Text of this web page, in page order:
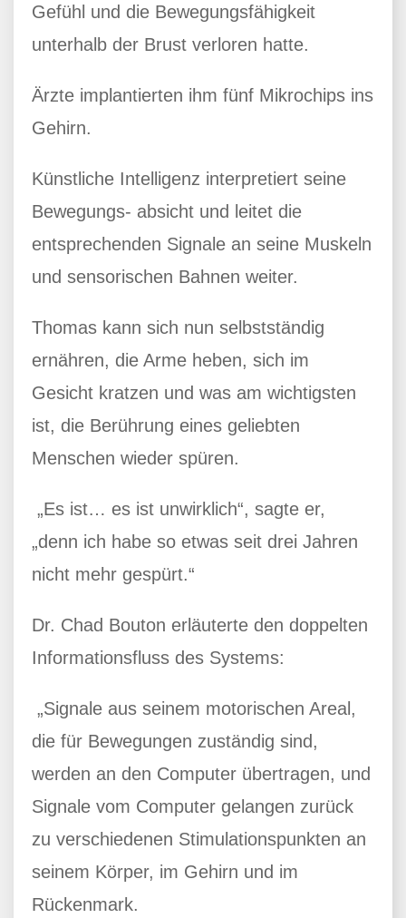
Gefühl und die Bewegungsfähigkeit
unterhalb der Brust verloren hatte.
Ärzte implantierten ihm fünf Mikrochips ins
Gehirn.
Künstliche Intelligenz interpretiert seine
Bewegungs- absicht und leitet die
entsprechenden Signale an seine Muskeln
und sensorischen Bahnen weiter.
Thomas kann sich nun selbstständig
ernähren, die Arme heben, sich im
Gesicht kratzen und was am wichtigsten
ist, die Berührung eines geliebten
Menschen wieder spüren.
„Es ist… es ist unwirklich“, sagte er,
„denn ich habe so etwas seit drei Jahren
nicht mehr gespürt.“
Dr. Chad Bouton erläuterte den doppelten
Informationsfluss des Systems:
„Signale aus seinem motorischen Areal,
die für Bewegungen zuständig sind,
werden an den Computer übertragen, und
Signale vom Computer gelangen zurück
zu verschiedenen Stimulationspunkten an
seinem Körper, im Gehirn und im
Rückenmark.